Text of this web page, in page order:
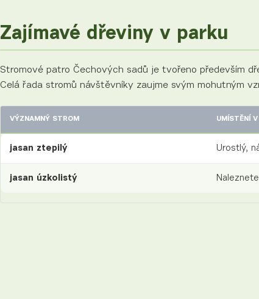
Zajímavé dřeviny v parku
Stromové patro Čechových sadů je tvořeno především
Celá řada stromů návštěvníky zaujme svým mohutným
VÝZNAMNÝ STROM UMÍSTĚNÍ
jasan ztepilý Urostlý,
jasan úzkolistý